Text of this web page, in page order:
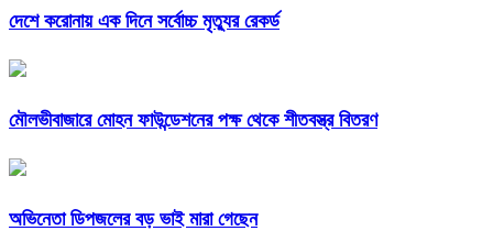
দেশে করোনায় এক দিনে সর্বোচ্চ মৃত্যুর রেকর্ড
মৌলভীবাজারে মোহন ফাউন্ডেশনের পক্ষ থেকে শীতবস্ত্র বিতরণ
অভিনেতা ডিপজলের বড় ভাই মারা গেছেন